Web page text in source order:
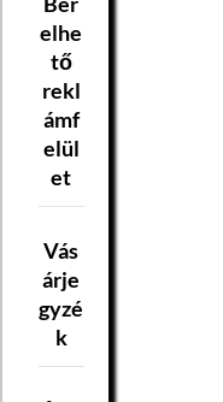
elhe
tő
rekl
ámf
elül
et
Vás
árje
gyzé
k